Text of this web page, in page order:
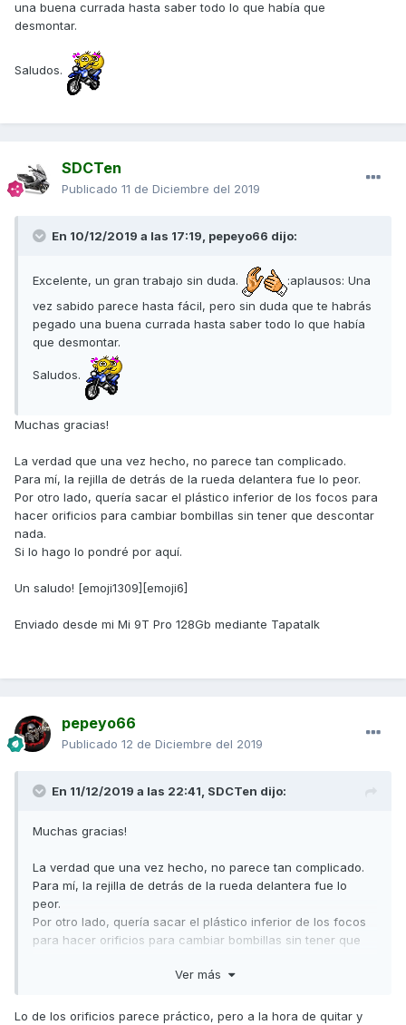
una buena currada hasta saber todo lo que había que
desmontar.
Saludos.
SDCTen
Publicado 11 de Diciembre del 2019
En 10/12/2019 a las 17:19, pepeyo66 dijo:
Excelente, un gran trabajo sin duda.
:aplausos: Una
vez sabido parece hasta fácil, pero sin duda que te habrás
pegado una buena currada hasta saber todo lo que había
que desmontar.
Saludos.
Muchas gracias!
La verdad que una vez hecho, no parece tan complicado.
Para mí, la rejilla de detrás de la rueda delantera fue lo peor.
Por otro lado, quería sacar el plástico inferior de los focos para
hacer orificios para cambiar bombillas sin tener que descontar
nada.
Si lo hago lo pondré por aquí.
Un saludo! [emoji1309][emoji6]
Enviado desde mi Mi 9T Pro 128Gb mediante Tapatalk
pepeyo66
Publicado 12 de Diciembre del 2019
En 11/12/2019 a las 22:41, SDCTen dijo:
Muchas gracias!
La verdad que una vez hecho, no parece tan complicado.
Para mí, la rejilla de detrás de la rueda delantera fue lo
peor.
Por otro lado, quería sacar el plástico inferior de los focos
para hacer orificios para cambiar bombillas sin tener que
Si lo hago lo pondré por aquí.
Un saludo!
Ver más
Lo de los orificios parece práctico, pero a la hora de quitar y